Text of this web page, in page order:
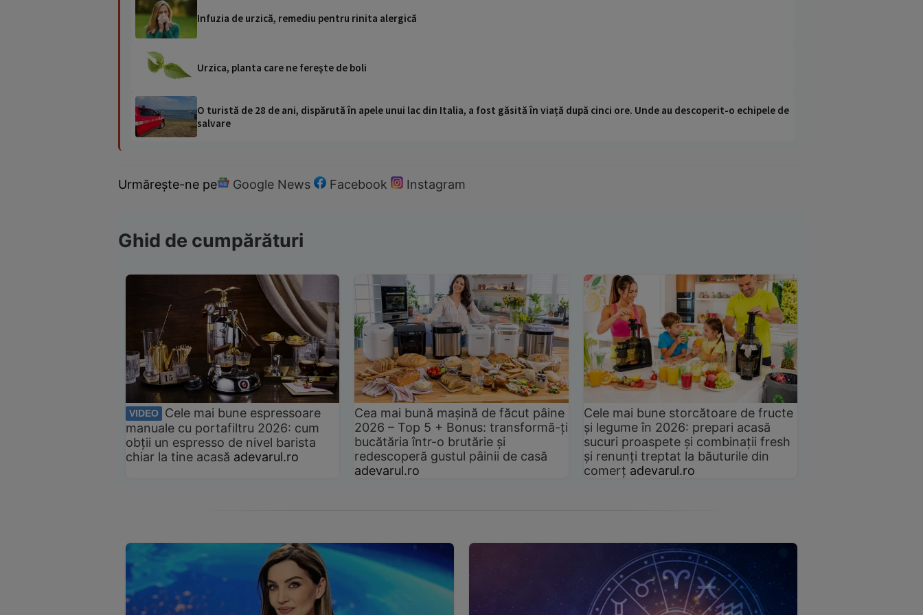
Infuzia de urzică, remediu pentru rinita alergică
Urzica, planta care ne fereşte de boli
O turistă de 28 de ani, dispărută în apele unui lac din Italia, a fost găsită în viață după cinci ore. Unde au descoperit-o echipele de
salvare
Urmărește-ne pe Google News Facebook Instagram
Ghid de cumpărături
VIDEO
Cele mai bune espressoare
manuale cu portafiltru 2026: cum
obții un espresso de nivel barista
chiar la tine acasă adevarul.ro
Cea mai bună mașină de făcut pâine
2026 – Top 5 + Bonus: transformă-ți
bucătăria într-o brutărie și
redescoperă gustul pâinii de casă
adevarul.ro
Cele mai bune storcătoare de fructe
și legume în 2026: prepari acasă
sucuri proaspete și combinații fresh
și renunți treptat la băuturile din
comerț adevarul.ro